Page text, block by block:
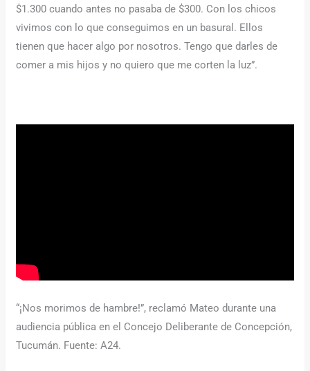
$1.300 cuando antes no pasaba de $300. Con los chicos
vivimos con lo que conseguimos en un basural. Ellos
tienen que hacer algo por nosotros. Tengo que darles de
comer a mis hijos y no quiero que me corten la luz”.
“¡Nos morimos de hambre!”, reclamó Mateo durante una
audiencia pública en el Concejo Deliberante de Concepción,
Tucumán. Fuente: A24.